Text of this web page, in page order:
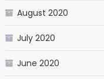
August 2020
July 2020
June 2020